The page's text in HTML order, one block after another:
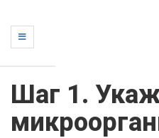
to
homepage
Шаг 1.